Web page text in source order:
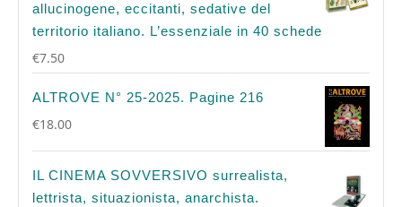
allucinogene, eccitanti, sedative del
territorio italiano. L’essenziale in 40 schede
€7.50
ALTROVE N° 25-2025. Pagine 216
€18.00
IL CINEMA SOVVERSIVO surrealista,
lettrista, situazionista, anarchista.